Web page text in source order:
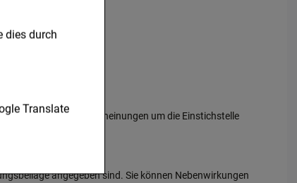
dies durch
Website
Translate
harmlosen Reizerscheinungen um die Einstichstelle
angegeben sind. Sie können Nebenwirkungen